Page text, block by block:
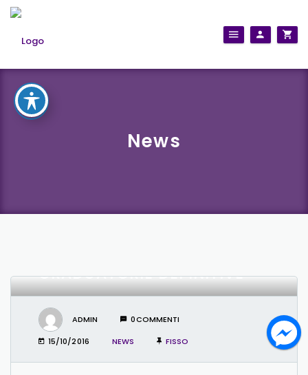
News
GRADUATORIE DEFINITIVE
ADMIN 0COMMENTI
15/10/2016 NEWS FISSO